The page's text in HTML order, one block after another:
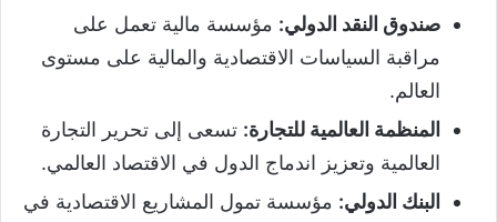
صندوق النقد الدولي: مؤسسة مالية تعمل على
مراقبة السياسات الاقتصادية والمالية على مستوى
العالم.
المنظمة العالمية للتجارة: تسعى إلى تحرير التجارة
العالمية وتعزيز اندماج الدول في الاقتصاد العالمي.
البنك الدولي: مؤسسة تمول المشاريع الاقتصادية في